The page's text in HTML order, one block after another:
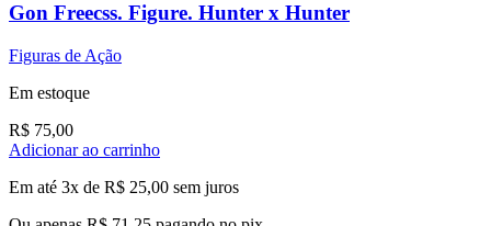
Gon Freecss. Figure. Hunter x Hunter
Figuras de Ação
Em estoque
R$ 75,00
Adicionar ao carrinho
Em até 3x de R$ 25,00 sem juros